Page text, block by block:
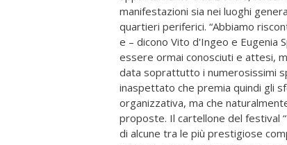
manifestazioni sia nei luoghi
quartieri periferici. “Abbiamo
e – dicono Vito d'Ingeo e Eugenia
essere ormai conosciuti e attesi,
data soprattutto i numerosissimi
inaspettato che premia quindi gli
organizzativa, ma che
proposte. Il cartellone del festival
di alcune tra le più prestigiose